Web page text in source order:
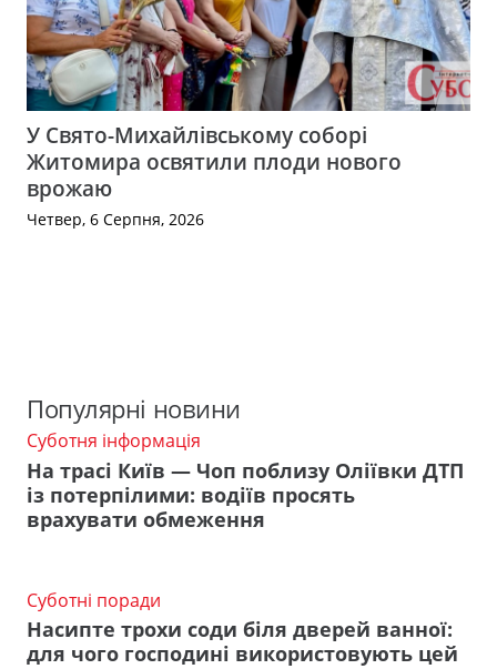
У Свято-Михайлівському соборі
Житомира освятили плоди нового
врожаю
Четвер, 6 Серпня, 2026
Популярні новини
Суботня інформація
На трасі Київ — Чоп поблизу Оліївки ДТП
із потерпілими: водіїв просять
врахувати обмеження
Суботні поради
Насипте трохи соди біля дверей ванної:
для чого господині використовують цей